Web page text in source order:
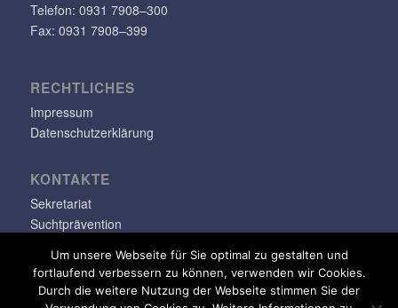
Telefon: 0931 7908–300
Fax: 0931 7908–399
RECHT­LI­CHES
Impressum
Datenschutzerklärung
KONTAKTE
Sekretariat
Suchtprävention
info@klara-oppenheimer-schule.de
Um unsere Webseite für Sie optimal zu gestalten und
fortlaufend verbessern zu können, verwenden wir Cookies.
Durch die weitere Nutzung der Webseite stimmen Sie der